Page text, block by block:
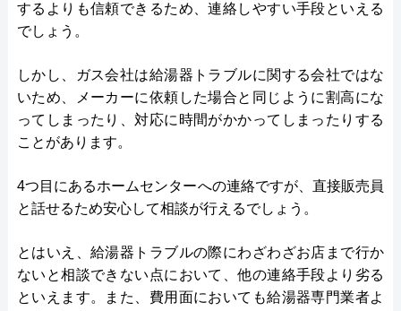
するよりも信頼できるため、連絡しやすい手段といえる
でしょう。
しかし、ガス会社は給湯器トラブルに関する会社ではな
いため、メーカーに依頼した場合と同じように割高にな
ってしまったり、対応に時間がかかってしまったりする
ことがあります。
4つ目にあるホームセンターへの連絡ですが、直接販売員
と話せるため安心して相談が行えるでしょう。
とはいえ、給湯器トラブルの際にわざわざお店まで行か
ないと相談できない点において、他の連絡手段より劣る
といえます。また、費用面においても給湯器専門業者よ